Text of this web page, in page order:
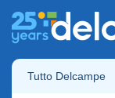
Tutto Delcampe